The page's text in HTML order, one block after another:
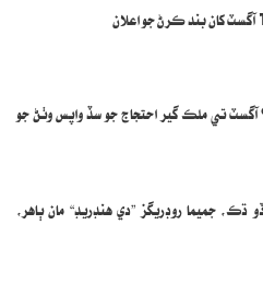
جماعت اسلامي جو 9 آگسٽ تي ملڪ گير احتجاج جو سڏ واپس وٺڻ جو
ڌڪ، جميما روڊريگز ”دي هنڊريڊ“ مان ٻاهر،